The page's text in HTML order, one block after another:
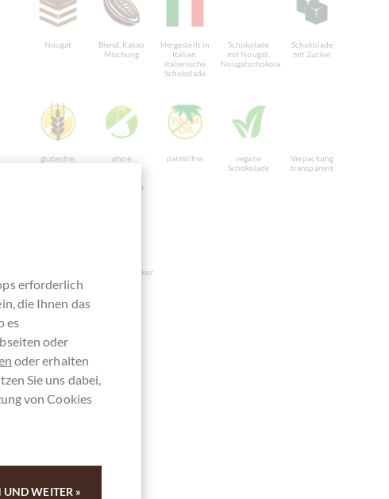
Nougat
Blend, Kakao
Mischung
Hergestellt in
Italien,
italienische
Schokolade
Schokolade
mit Nougat,
Nougatschokolade
Schokolade
mit Zucker
glutenfrei
ohne
Zusatzstoffe
palmölfrei
vegane
Schokolade
Verpackung
transparent
Streichcreme,
Brotaufstriche
Geschenkpackung
erforderlich
die Ihnen das
es
oder
oder erhalten
Sie uns dabei,
von Cookies
WEITER »